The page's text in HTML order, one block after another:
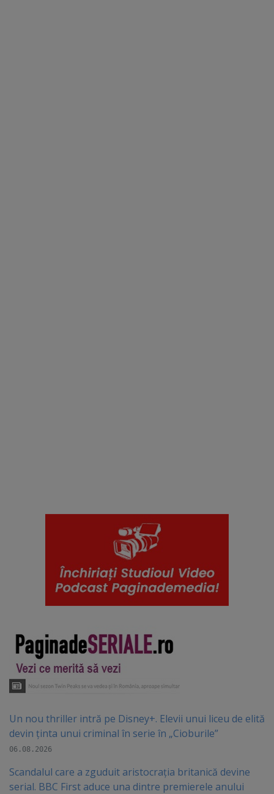
Un nou thriller intră pe Disney+. Elevii unui liceu de elită
devin ținta unui criminal în serie în „Cioburile”
06.08.2026
Scandalul care a zguduit aristocrația britanică devine
serial. BBC First aduce una dintre premierele anului